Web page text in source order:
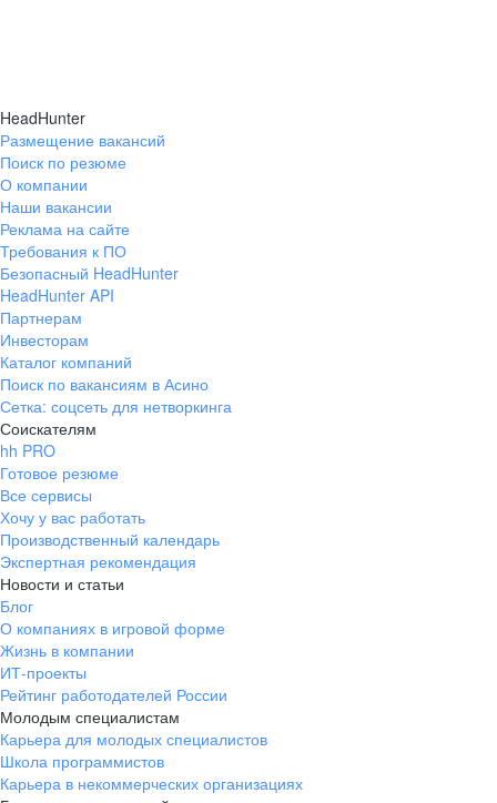
HeadHunter
Размещение вакансий
Поиск по резюме
О компании
Наши вакансии
Реклама на сайте
Требования к ПО
Безопасный HeadHunter
HeadHunter API
Партнерам
Инвесторам
Каталог компаний
Поиск по вакансиям в Асино
Сетка: соцсеть для нетворкинга
Соискателям
hh PRO
Готовое резюме
Все сервисы
Хочу у вас работать
Производственный календарь
Экспертная рекомендация
Новости и статьи
Блог
О компаниях в игровой форме
Жизнь в компании
ИТ-проекты
Рейтинг работодателей России
Молодым специалистам
Карьера для молодых специалистов
Школа программистов
Карьера в некоммерческих организациях